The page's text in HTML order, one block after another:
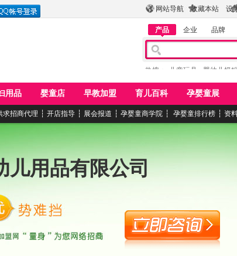
网站导航 收藏本站 设
产品 企业 品牌
热搜： 儿童玩具 婴幼儿奶粉
用品 婴童店 早教加盟 育儿百科 孕婴童展
求招商代理 ┆ 开店指导 ┆ 展会报道 ┆ 孕婴童商学院 ┆ 孕婴童排行榜 ┆ 资
儿用品有限公司